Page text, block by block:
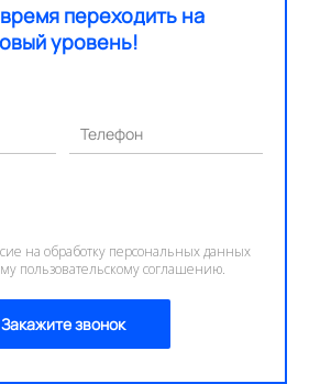
переходить на
уровень!
Телефон
на обработку персональных данных
пользовательскому соглашению.
Закажите звонок